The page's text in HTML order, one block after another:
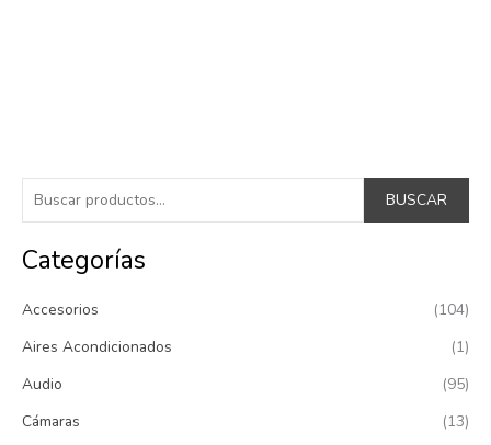
u
s
a
r
r
BUSCAR
Categorías
Accesorios
(104)
Aires Acondicionados
(1)
Audio
(95)
Cámaras
(13)